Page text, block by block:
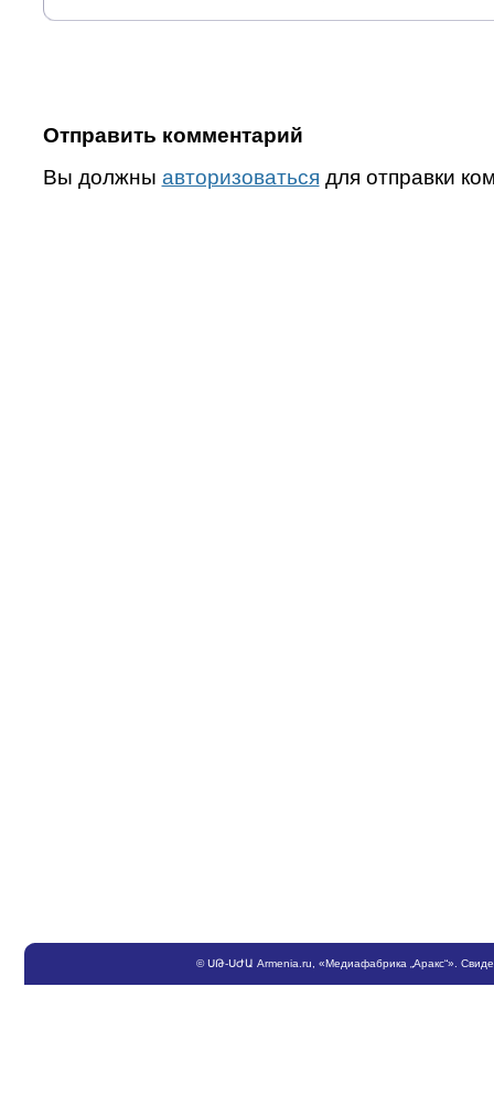
Отправить комментарий
Вы должны авторизоваться для отправки
©ՍԹ-ՍԺԱ Armenia.ru , «Медиафабрика „Аракс“».